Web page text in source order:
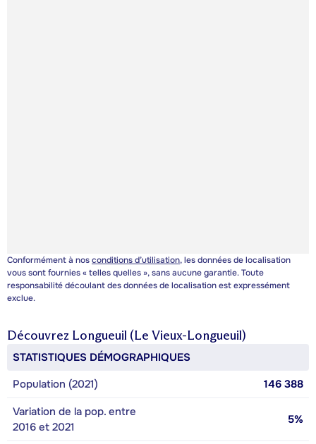
Conformément à nosconditions d’utilisation, les données de localisation
vous sont fournies « telles quelles », sans aucune garantie. Toute
responsabilité découlant des données de localisation est expressément
exclue.
Découvrez Longueuil (Le Vieux-Longueuil)
STATISTIQUES DÉMOGRAPHIQUES
Population (2021)
146 388
Variation de la pop. entre
2016 et 2021
5%